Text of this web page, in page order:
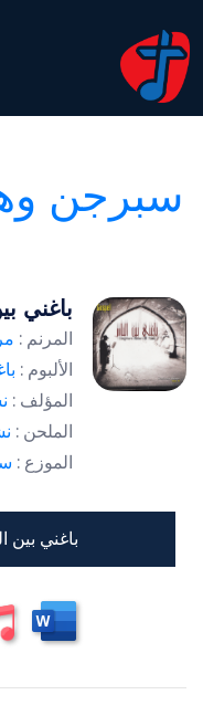
سبرجن وهبة (72
باغني
المرنم :
الألبوم :
المؤلف :
الملحن :
الموزع :
باغني بين